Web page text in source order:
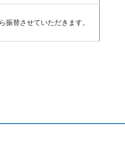
替させていただきます。